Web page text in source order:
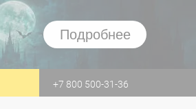
Подробнее
на Zvezda +7 800 500-31-36